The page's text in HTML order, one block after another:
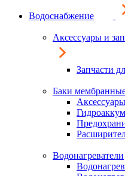
Водоснабжение
Аксессуары и
Запчасти
Баки
Водонагреватели